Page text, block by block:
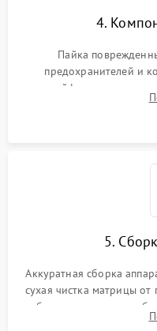
4.
Пайка
предохранителей и
шлейфов, дисплея,
автофокуса.
5.
Аккуратная сборка
сухая чистка матрицы
рабочего отрезка,
экспозамера с